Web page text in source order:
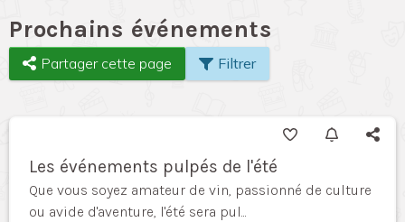
Prochains événements
Partager cette page Filtrer
Les événements pulpés de l'été
Que vous soyez amateur de vin, passionné de culture
ou avide d'aventure, l'été sera pul...